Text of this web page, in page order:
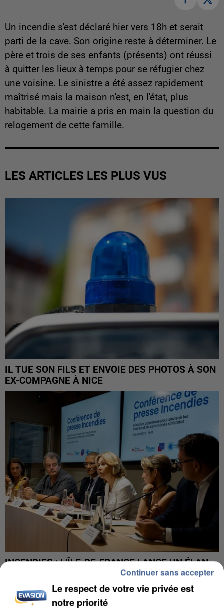
Un incendie s'est déclaré hier vers 18h et serait
parti de la cave. Son origine reste à déterminer. Le
père et trois de ses enfants (présents) ont réussi
à quitter les lieux à temps pour se réfugier chez
une voisine. Le sinistre a été assez rapidement
maîtrisé mais la maison n'est, en l'état, plus
habitable. La mairie a pris en main la question du
relogement de cette famille.
LES ARTICLES LES PLUS VUS
IL TUE SON FILS ET ENVOIE DES PHOTOS À SON
EX-COMPAGNE À NICE
INCENDIES : L’ÎLE-DE-FRANCE LANCE UN ÉLAN
DE SOLIDARITÉ AVEC LES...
Le respect de votre vie privée est
notre priorité
Continuer sans accepter